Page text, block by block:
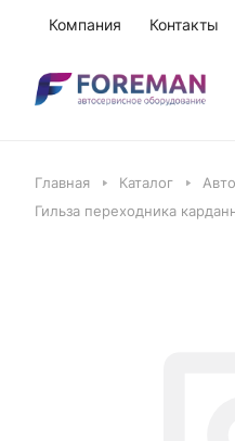
Компания Контакты
Главная Каталог
Гильза переходника